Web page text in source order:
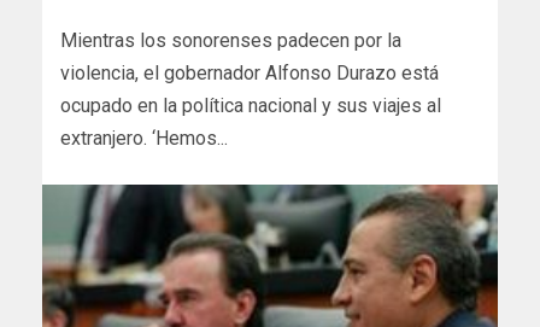
Mientras los sonorenses padecen por la
violencia, el gobernador Alfonso Durazo está
ocupado en la política nacional y sus viajes al
extranjero. ‘Hemos...